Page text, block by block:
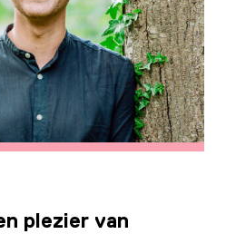
plezier van